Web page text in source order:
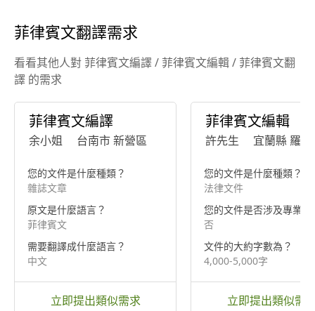
菲律賓文翻譯需求
看看其他人對 菲律賓文編譯 / 菲律賓文編輯 / 菲律賓文翻
譯 的需求
菲律賓文編譯
余小姐 台南市 新營區
您的文件是什麼種類？
雜誌文章
原文是什麼語言？
菲律賓文
需要翻譯成什麼語言？
中文
立即提出類似需求
菲律賓文編輯
許先生 宜蘭縣 羅
您的文件是什麼種類？
法律文件
您的文件是否涉及專業知
否
文件的大約字數為？
4,000-5,000字
立即提出類似需